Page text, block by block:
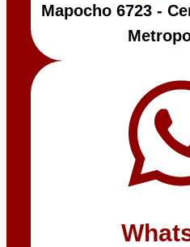
Mapocho 6723 -